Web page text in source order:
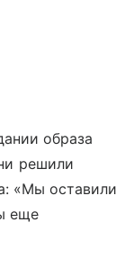
образа
решили
«Мы оставили
еще